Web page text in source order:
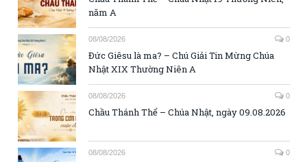
năm A
08/08/2026 0
Đức Giêsu là ma? – Chú Giải Tin Mừng Chúa
Nhật XIX Thường Niên A
08/08/2026 0
Chầu Thánh Thể – Chúa Nhật, ngày 09.08.2026
08/08/2026 0